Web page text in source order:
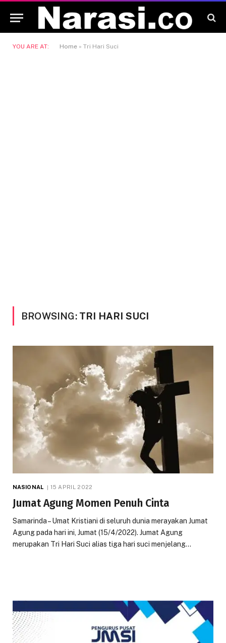
YOU ARE AT: Home » Tri Hari Suci
BROWSING: TRI HARI SUCI
NASIONAL 15 APRIL 2022
Jumat Agung Momen Penuh Cinta
Samarinda – Umat Kristiani di seluruh dunia merayakan Jumat
Agung pada hari ini, Jumat (15/4/2022). Jumat Agung
merupakan Tri Hari Suci alias tiga hari suci menjelang…